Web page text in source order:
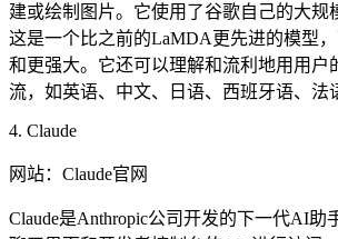
建或绘制图片。它使用了谷歌自己的大规
这是一个比之前的LaMDA更先进的模型
和更强大。它还可以理解和流利地用用户
流，如英语、中文、日语、西班牙语、法
4. Claude
网站：Claude官网
Claude是Anthropic公司开发的下一代AI助